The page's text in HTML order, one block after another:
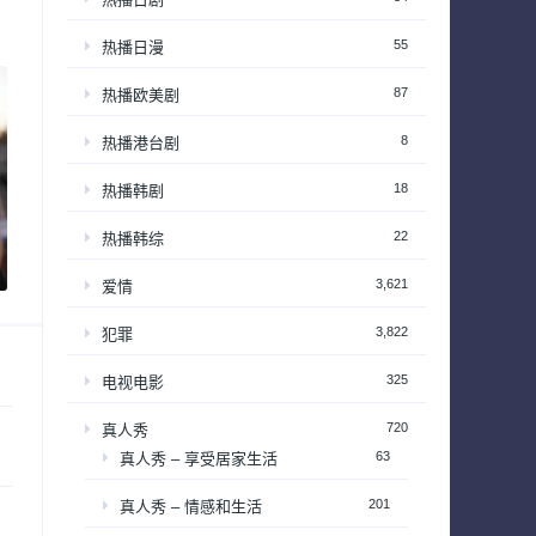
热播日漫 55
热播欧美剧 87
热播港台剧 8
热播韩剧 18
热播韩综 22
爱情 3,621
犯罪 3,822
电视电影 325
真人秀 720
真人秀 – 享受居家生活 63
真人秀 – 情感和生活 201